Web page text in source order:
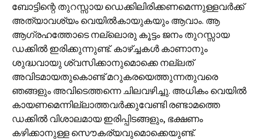
ബോട്ടിന്റെ തുറസ്സായ ഡെക്കിലിരിക്കണമെന്നുള്ളവര്‍ക്ക്
അത്യാവശ്യം വെയില്‍കായുകയും ആവാം. ആ
ആഗ്രഹത്തോടെ നല്ലൊരു കൂട്ടം ജനം തുറസ്സായ
ഡക്കില്‍ ഇരിക്കുന്നുണ്ട്. കാഴ്‌ച്ചകള്‍ കാണാനും
ശുദ്ധവായു ശ്വസിക്കാനുമൊക്കെ നല്ലത്
അവിടമായതുകൊണ്ട് മറുകരയെത്തുന്നതുവരെ
ഞങ്ങളും അവിടെത്തന്നെ ചിലവഴിച്ചു. അധികം വെയില്‍
കായണമെന്നില്ലാത്തവര്‍ക്കുവേണ്ടി രണ്ടാമത്തെ
ഡക്കില്‍ വിശാലമായ ഇരിപ്പിടങ്ങളും, ഭക്ഷണം
കഴിക്കാനുള്ള സൌകര്യവുമൊക്കെയുണ്ട്.